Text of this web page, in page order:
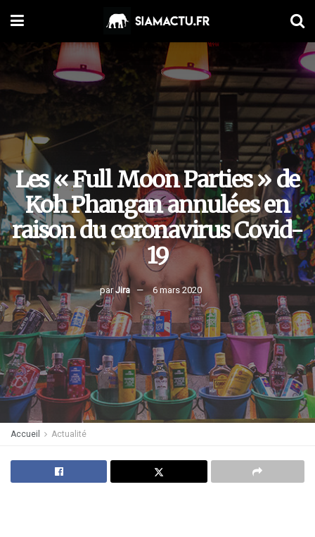
Les « Full Moon Parties » de
Koh Phangan annulées en
raison du coronavirus Covid-
19
par Jira 6 mars 2020
Accueil Actualité